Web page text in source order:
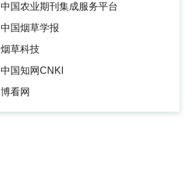
中国农业期刊集成服务平台
中国烟草学报
烟草科技
中国知网CNKI
博看网